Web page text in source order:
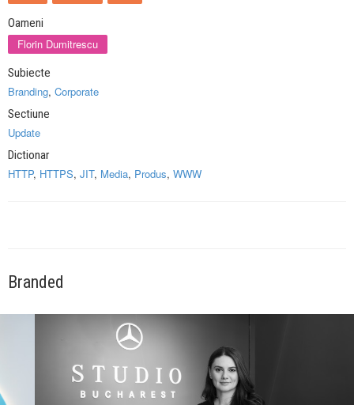
Oameni
Florin Dumitrescu
Subiecte
Branding, Corporate
Sectiune
Update
Dictionar
HTTP, HTTPS, JIT, Media, Produs, WWW
Branded